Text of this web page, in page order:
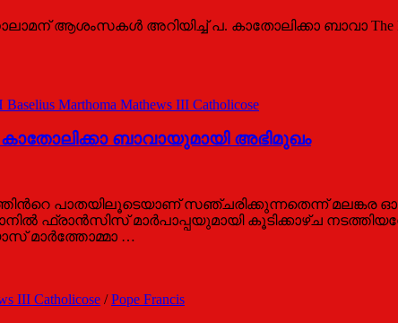
അറിയിച്ച് പ. കാതോലിക്കാ ബാവാ The Malankara
Baselius Marthoma Mathews III Catholicose
ബാവായുമായി അഭിമുഖം
പാ​​​​ത​​​​യി​​​​ലൂ​​​​ടെ​​​​യാ​​​​ണ് സ​​​​ഞ്ച​​​​രി​​​​ക്കു​​​​ന്ന​​​​തെ​​​ന്ന്
ഫ്രാ​​​​ൻ​​​​സി​​​​സ് മാ​​​​ർ​​​​പാ​​​​പ്പ​​​​യു​​​മാ​​​യി കൂ​​​ടി​​​ക്കാ​​​ഴ്ച
മാ​​​ർ​​​ത്തോ​​​മ്മാ …
III Catholicose /Pope Francis